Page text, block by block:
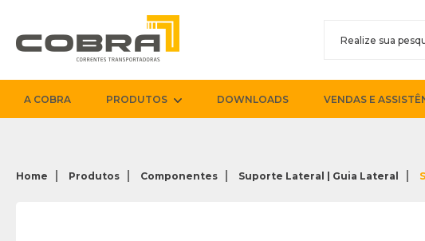
A COBRA PRODUTOS DOWNLOADS VENDAS E
Home Produtos Componentes Suporte Lateral | Guia Lateral